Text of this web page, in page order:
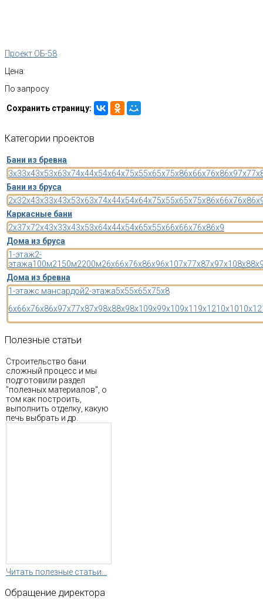
Проект ОБ-58
Цена:
По запросу
Сохранить страницу:
Категории проектов
Бани из бревна
3x33x43x53x63x74x44x54x64x75x55x65x75x86x66x76x86x97x7
Бани из бруса
2x32x43x33x43x53x63x74x44x54x64x75x55x65x75x86x66x76x8
Каркасные бани
2x37x72x43x33x43x53x64x44x54x65x55x66x66x76x86x9
Дома из бруса
1-этаж2-
этажа100м2150м2200м26x66x76x86x96x107x77x87x97x108x8
Дома из бревна
1-этажс мансардой2-этажа5x55x65x75x8
6x66x76x86x97x77x87x98x88x98x109x99x109x11 9x1210x1010x12
Полезные статьи
Строительство бани
сложный процесс и мы
подготовили раздел
"полезных материалов", о
том как построить,
выполнить отделку, какую
печь выбрать и др.
Читать полезные статьи...
Обращение директора